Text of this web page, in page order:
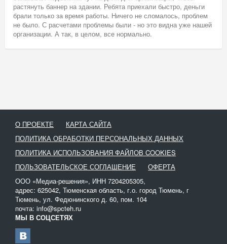
растянуть баннер на здании. Ребята приехали быстро, деньги
брали только за время работы. Ничего не сломалось, проблем
не было. С расчетами проблемы были - но это видна уже нашей
организации. А так, в целом, все нормально.
О ПРОЕКТЕ
КАРТА САЙТА
ПОЛИТИКА ОБРАБОТКИ ПЕРСОНАЛЬНЫХ ДАННЫХ
ПОЛИТИКА ИСПОЛЬЗОВАНИЯ ФАЙЛОВ COOKIES
ПОЛЬЗОВАТЕЛЬСКОЕ СОГЛАШЕНИЕ
ОФЕРТА
ООО «Медиа-решения», ИНН 7204205305,
адрес: 625042, Тюменская область, г.о. город Тюмень, г
Тюмень, ул. Федюнинского д. 60, пом. 104
почта: info@spcteh.ru
МЫ В СОЦСЕТЯХ